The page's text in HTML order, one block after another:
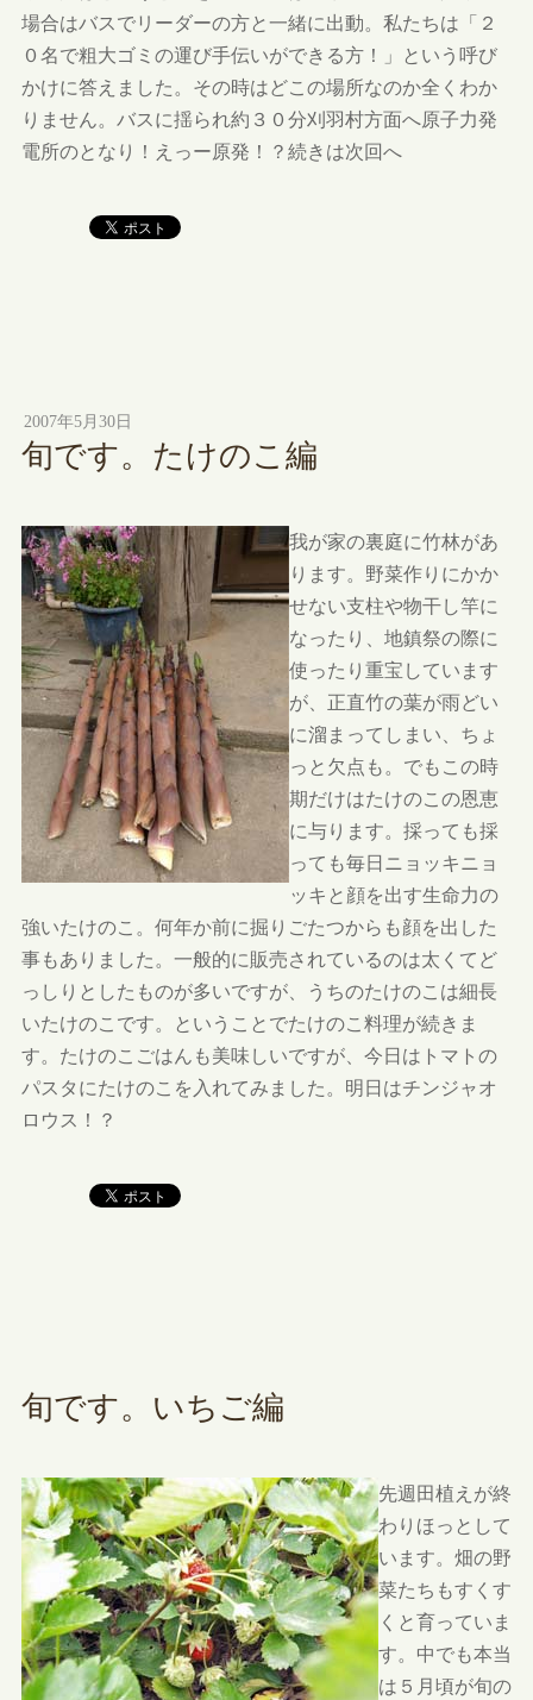
場合はバスでリーダーの方と一緒に出動。私たちは「２
０名で粗大ゴミの運び手伝いができる方！」という呼び
かけに答えました。その時はどこの場所なのか全くわか
りません。バスに揺られ約３０分刈羽村方面へ原子力発
電所のとなり！えっー原発！？続きは次回へ
2007年5月30日
旬です。たけのこ編
我が家の裏庭に竹林があ
ります。野菜作りにかか
せない支柱や物干し竿に
なったり、地鎮祭の際に
使ったり重宝しています
が、正直竹の葉が雨どい
に溜まってしまい、ちょ
っと欠点も。でもこの時
期だけはたけのこの恩恵
に与ります。採っても採
っても毎日ニョッキニョ
ッキと顔を出す生命力の
強いたけのこ。何年か前に掘りごたつからも顔を出した
事もありました。一般的に販売されているのは太くてど
っしりとしたものが多いですが、うちのたけのこは細長
いたけのこです。ということでたけのこ料理が続きま
す。たけのこごはんも美味しいですが、今日はトマトの
パスタにたけのこを入れてみました。明日はチンジャオ
ロウス！？
旬です。いちご編
先週田植えが終
わりほっとして
います。畑の野
菜たちもすくす
くと育っていま
す。中でも本当
は５月頃が旬の